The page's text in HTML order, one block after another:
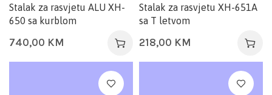
Stalak za rasvjetu ALU XH-
650 sa kurblom
740,00 KM
Stalak za rasvjetu XH-651A
sa T letvom
218,00 KM